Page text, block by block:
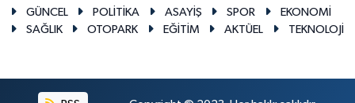
GÜNCEL POLİTİKA ASAYİŞ SPOR
EKONOMİ
SAĞLIK
OTOPARK EĞİTİM AKTÜEL TEKNOLOJİ